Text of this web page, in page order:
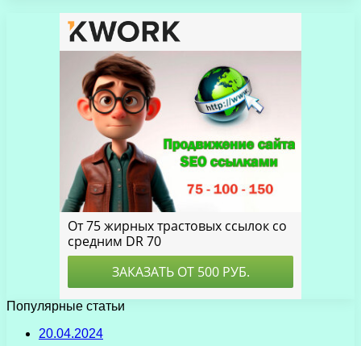
Популярные статьи
20.04.2024